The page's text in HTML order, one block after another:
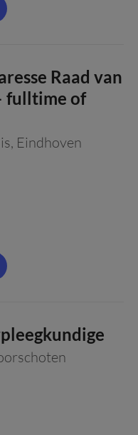
Raad van
fulltime of
, Eindhoven